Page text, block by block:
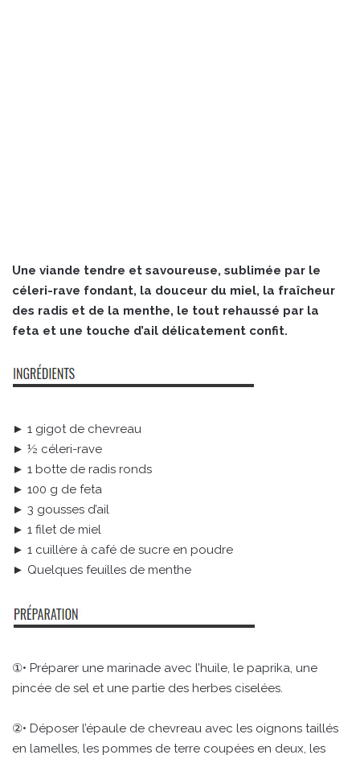
Une viande tendre et savoureuse, sublimée par le
céleri-rave fondant, la douceur du miel, la fraîcheur
des radis et de la menthe, le tout rehaussé par la
feta et une touche d’ail délicatement confit.
► 1 gigot de chevreau
► ½ céleri-rave
► 1 botte de radis ronds
► 100 g de feta
► 3 gousses d’ail
► 1 filet de miel
► 1 cuillère à café de sucre en poudre
► Quelques feuilles de menthe
①• Préparer une marinade avec l’huile, le paprika, une
pincée de sel et une partie des herbes ciselées.
②• Déposer l’épaule de chevreau avec les oignons taillés
en lamelles, les pommes de terre coupées en deux, les